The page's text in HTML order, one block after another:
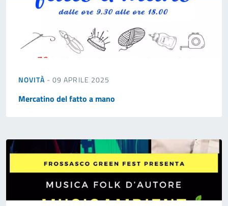
NOVITÀ - 09 APRILE 2025
Mercatino del fatto a mano